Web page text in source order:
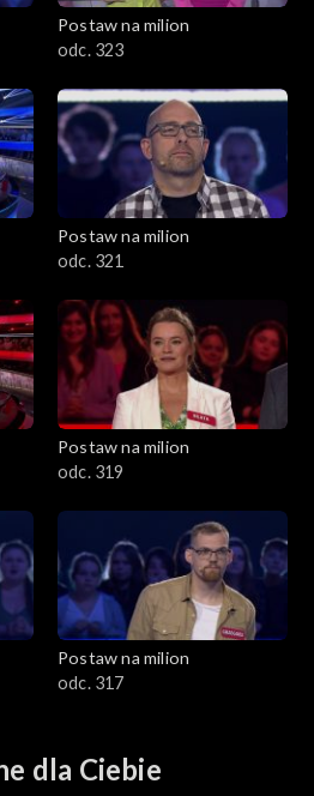
Postaw na milion
odc. 323
Postaw na milion
odc. 321
Postaw na milion
odc. 319
Postaw na milion
odc. 317
dla Ciebie